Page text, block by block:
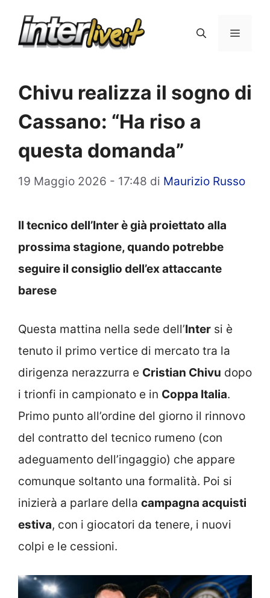
Menu
Chivu realizza il sogno di
Cassano: “Ha riso a
questa domanda”
19 Maggio 2026 - 17:48 di Maurizio Russo
Il tecnico dell’Inter è già proiettato alla
prossima stagione, quando potrebbe
seguire il consiglio dell’ex attaccante
barese
Questa mattina nella sede dell’Inter si è
tenuto il primo vertice di mercato tra la
dirigenza nerazzurra e Cristian Chivu dopo
i trionfi in campionato e in Coppa Italia.
Primo punto all’ordine del giorno il rinnovo
del contratto del tecnico rumeno (con
adeguamento dell’ingaggio) che appare
comunque soltanto una formalità. Poi si
inizierà a parlare della campagna acquisti
estiva, con i giocatori da tenere, i nuovi
colpi e le cessioni.